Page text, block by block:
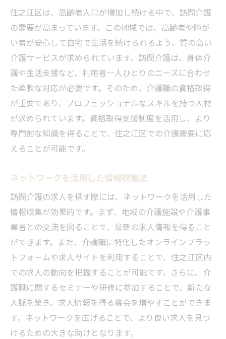
住之江区は、高齢者人口が増加し続ける中で、訪問介護
の需要が高まっています。この地域では、高齢者や障が
い者が安心して自宅で生活を続けられるよう、質の高い
介護サービスが求められています。訪問介護は、身体介
護や生活支援など、利用者一人ひとりのニーズに合わせ
た柔軟な対応が必要です。そのため、介護職の資格取得
が重要であり、プロフェッショナルなスキルを持つ人材
が求められています。資格取得支援制度を活用し、より
専門的な知識を得ることで、住之江区での介護需要に応
えることが可能です。
ネットワークを活用した情報収集法
訪問介護の求人を探す際には、ネットワークを活用した
情報収集が効果的です。まず、地域の介護施設や介護事
業者との交流を図ることで、最新の求人情報を得ること
ができます。また、介護職に特化したオンラインプラッ
トフォームや求人サイトを利用することで、住之江区内
での求人の動向を把握することが可能です。さらに、介
護職に関するセミナーや研修に参加することで、新たな
人脈を築き、求人情報を得る機会を増やすことができま
す。ネットワークを広げることで、より良い求人を見つ
けるための大きな助けとなります。